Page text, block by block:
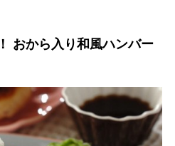
おから入り和風ハンバー